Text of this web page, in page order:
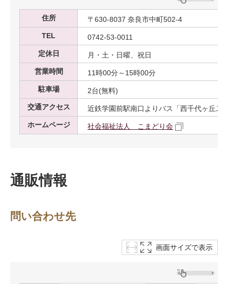
住所
〒630-8037 奈良市中町502-4
TEL
0742-53-0011
定休日
月・土・日曜、祝日
営業時間
11時00分～15時00分
駐車場
2台(無料)
交通アクセス
近鉄学園前駅南口よりバス「西千代ヶ丘二
ホームページ
社会福祉法人 こまどり会
通販情報
問い合わせ先
画面サイズで表示